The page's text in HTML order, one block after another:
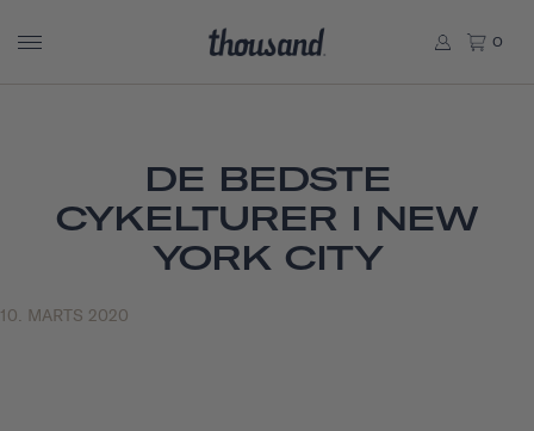
0
DE BEDSTE
CYKELTURER I NEW
YORK CITY
10. MARTS 2020